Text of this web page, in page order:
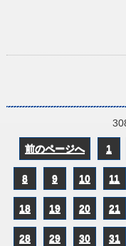
前のページへ 1
8 9 10 11
18 19 20 21
28 29 30 31